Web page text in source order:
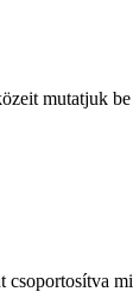
mutatjuk